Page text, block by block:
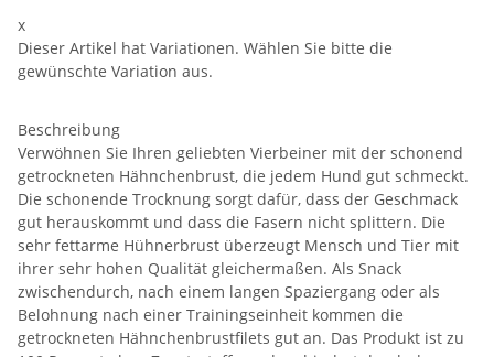
x
Dieser Artikel hat Variationen. Wählen Sie bitte die
gewünschte Variation aus.
Beschreibung
Verwöhnen Sie Ihren geliebten Vierbeiner mit der schonend
getrockneten Hähnchenbrust, die jedem Hund gut schmeckt.
Die schonende Trocknung sorgt dafür, dass der Geschmack
gut herauskommt und dass die Fasern nicht splittern. Die
sehr fettarme Hühnerbrust überzeugt Mensch und Tier mit
ihrer sehr hohen Qualität gleichermaßen. Als Snack
zwischendurch, nach einem langen Spaziergang oder als
Belohnung nach einer Trainingseinheit kommen die
getrockneten Hähnchenbrustfilets gut an. Das Produkt ist zu